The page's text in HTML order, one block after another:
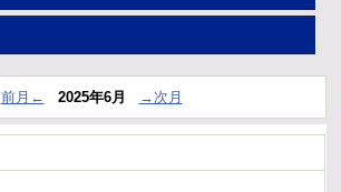
前月← 2025年6月 →次月